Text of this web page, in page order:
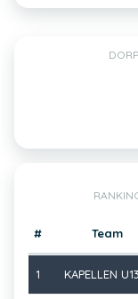
# Team
1 KAPELLEN